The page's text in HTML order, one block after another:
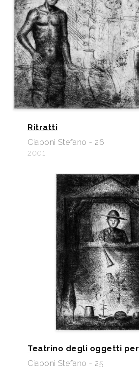
Ritratti
Ciaponi Stefano - 26
2001
Teatrino degli oggetti
Ciaponi Stefano - 25